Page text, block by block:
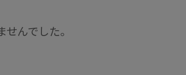
んでした。